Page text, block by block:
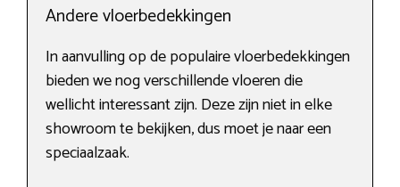
Andere vloerbedekkingen
In aanvulling op de populaire vloerbedekkingen
bieden we nog verschillende vloeren die
wellicht interessant zijn. Deze zijn niet in elke
showroom te bekijken, dus moet je naar een
speciaalzaak.